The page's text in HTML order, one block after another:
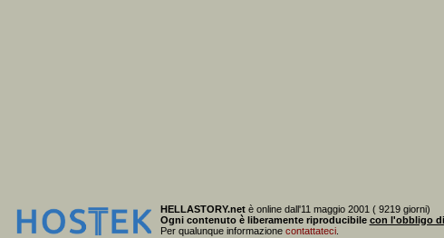
HELLASTORY.netè online dall'11 maggio 2001 ( 9219 giorni)
Ogni contenuto è liberamente riproducibile con l'obbligo
Per qualunque informazione contattateci.